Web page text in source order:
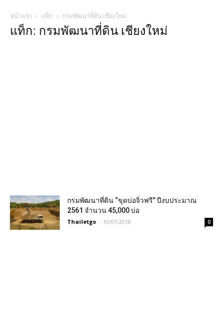
หน้าแรก แท็ก กรมพัฒนาที่ดิน เชียงใหม่
แท็ก: กรมพัฒนาที่ดิน เชียงใหม่
กรมพัฒนาที่ดิน “ขุดบ่อจิ่วฟรี” ปีงบประมาณ
2561 จำนวน 45,000 บ่อ
Thailetgo - 10/01/2018 0